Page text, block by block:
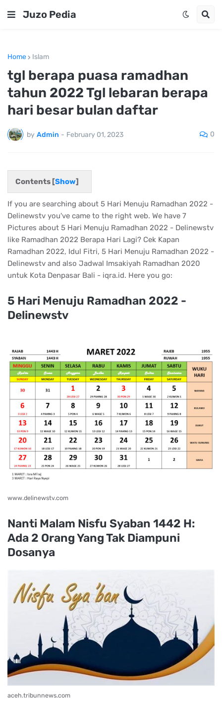
Juzo Pedia
Home Islam
tgl berapa puasa ramadhan
tahun 2022 Tgl lebaran berapa
hari besar bulan daftar
by Admin - February 01, 2023 0
Contents [Show]
If you are searching about 5 Hari Menuju Ramadhan 2022 -
Delinewstv you've came to the right web. We have 7
Pictures about 5 Hari Menuju Ramadhan 2022 - Delinewstv
like Ramadhan 2022 Berapa Hari Lagi? Cek Kapan
Ramadhan 2022, Idul Fitri, 5 Hari Menuju Ramadhan 2022 -
Delinewstv and also Jadwal Imsakiyah Ramadhan 2020
untuk Kota Denpasar Bali - iqra.id. Here you go:
5 Hari Menuju Ramadhan 2022 -
Delinewstv
www.delinewstv.com
Nanti Malam Nisfu Syaban 1442 H:
Ada 2 Orang Yang Tak Diampuni
Dosanya
aceh.tribunnews.com